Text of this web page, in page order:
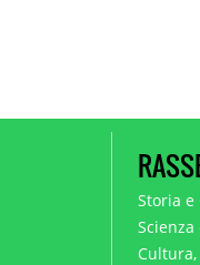
Storia e
Scienza